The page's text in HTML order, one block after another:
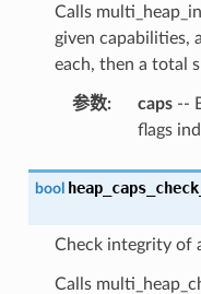
Calls
given capabilities,
each, then a total
参数: caps--
flags
bool
Check integrity of
Calls